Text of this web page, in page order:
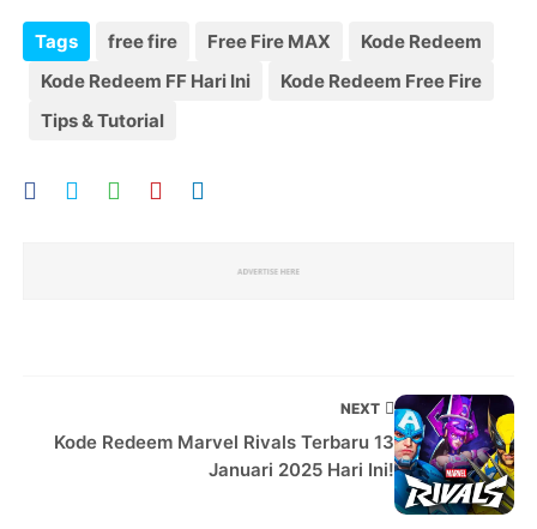
Tags free fire Free Fire MAX
Kode Redeem
Kode Redeem FF Hari Ini
Kode Redeem Free Fire
Tips & Tutorial
NEXT
Kode Redeem Marvel Rivals Terbaru 13
Januari 2025 Hari Ini!